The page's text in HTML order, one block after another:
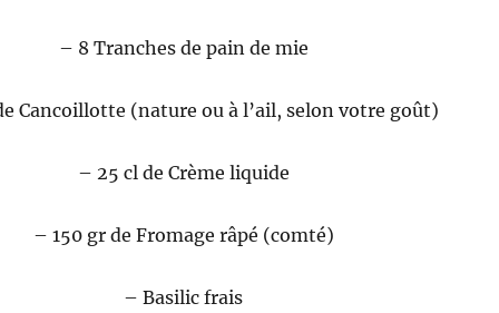
– 8 Tranches de pain de mie
Cancoillotte (nature ou à l’ail, selon votre goût)
– 25 cl de Crème liquide
– 150 gr de Fromage râpé (comté)
– Basilic frais